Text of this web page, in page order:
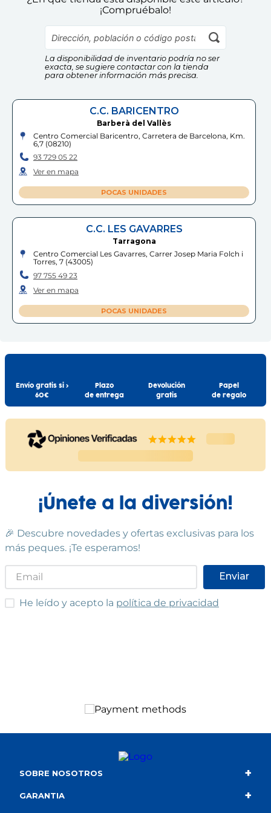
Instrucciones de uso y datos de contacto del fabricante
dentro del embalaje del producto. Si tienes dudas,
contáctanos ainfo@drim.es
especificaciones, colores y contenidos
pueden variar respecto a los de la
ilustración.
Comprar
DRIM DISCOUNT
€
Comprar
¡Compruébalo!
La disponibilidad de inventario podría no ser
exacta, se sugiere contactar con la tienda
para obtener información más precisa.
C.C. BARICENTRO
Barberà del Vallès
Centro Comercial Baricentro, Carretera de Barcelona, Km.
6,7(08210)
93 729 05 22
Ver en mapa
POCAS UNIDADES
C.C. LES GAVARRES
Tarragona
Centro Comercial Les Gavarres, Carrer Josep Maria Folch i
Torres, 7(43005)
97 755 49 23
Ver en mapa
POCAS UNIDADES
Envío gratis si >
60€
Plazo
de entrega
Devolución
gratis
Papel
de regalo
¡Únete a la diversión!
🎉 Descubre novedades y ofertas exclusivas para los
más peques. ¡Te esperamos!
Enviar
He leído y acepto las condiciones
He leído y acepto la política de privacidad
SOBRE NOSOTROS +
Contacto
GARANTIA +